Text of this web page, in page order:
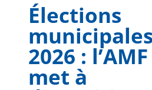
Élections
municipales
2026 : l’AMF
met à